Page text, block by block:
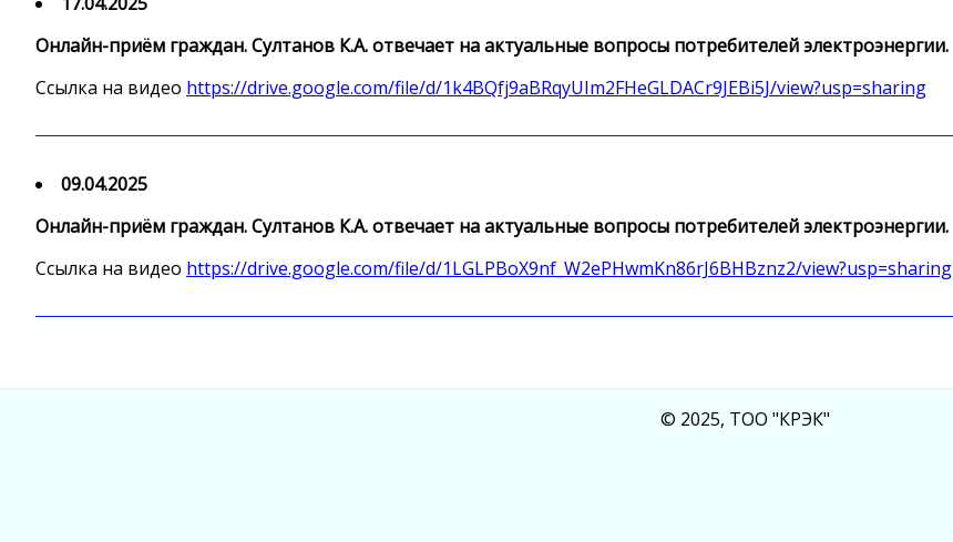
Онлайн-приём граждан. Султанов К.А. отвечает на актуальные вопросы потребителей электроэнергии.
Ссылка на видео https://drive.google.com/file/d/1k4BQfj9aBRqyUIm2FHeGLDACr9JEBi5J/view?usp=sharing
09.04.2025
Онлайн-приём граждан. Султанов К.А. отвечает на актуальные вопросы потребителей электроэнергии.
Ссылка на видео https://drive.google.com/file/d/1LGLPBoX9nf_W2ePHwmKn86rJ6BHBznz2/view?usp=sharing
© 2025, ТОО "КРЭК"